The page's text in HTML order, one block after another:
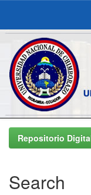
Skip
navigationRepositorio
Search